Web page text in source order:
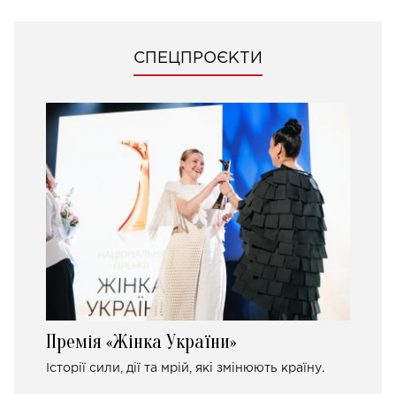
СПЕЦПРОЄКТИ
Премія «Жінка України»
Історії сили, дії та мрій, які змінюють країну.